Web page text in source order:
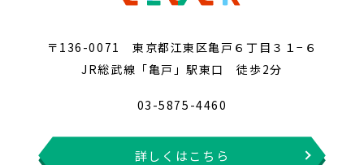
〒136-0071 東京都江東区亀戸６丁目３１−６
JR総武線「亀戸」駅東口 徒歩2分
03-5875-4460
詳しくはこちら